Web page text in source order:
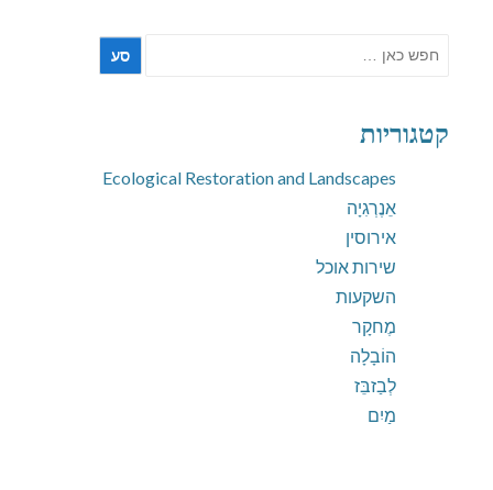
חפש
קטגוריות
Ecological Restoration and Landscapes
אֵנֶרְגִיָה
אירוסין
שירות אוכל
השקעות
מֶחקָר
הוֹבָלָה
לְבַזבֵּז
מַיִם